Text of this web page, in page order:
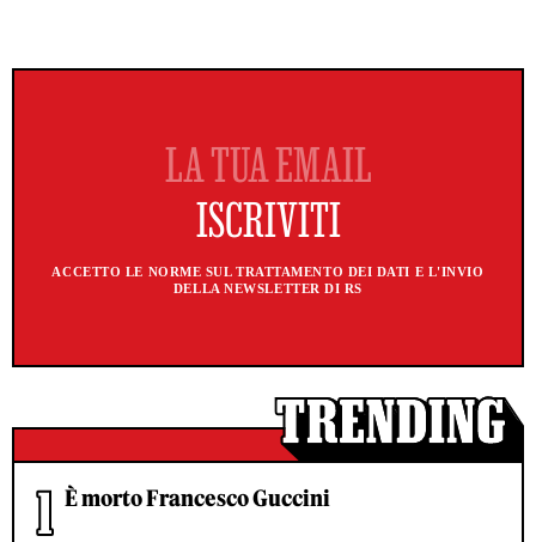
ACCETTO LE NORME SUL TRATTAMENTO DEI DATI E L'INVIO
DELLA NEWSLETTER DI RS
È morto Francesco Guccini